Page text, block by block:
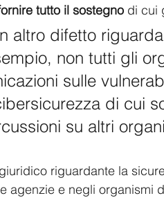
tutto il sostegno di cui
altro difetto
non tutti gli
sulle
di cui
su altri
riguardante la
agenzie e negli organismi